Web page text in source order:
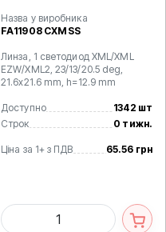
Назва у виробника
FA11908 CXM SS
Линза, 1 светодиод XML/XML
EZW/XML2, 23/13/20.5 deg,
21.6x21.6 mm, h=12.9 mm
Доступно
1342 шт
Строк
0 тижн.
Ціна за 1+ з ПДВ 65.56 грн